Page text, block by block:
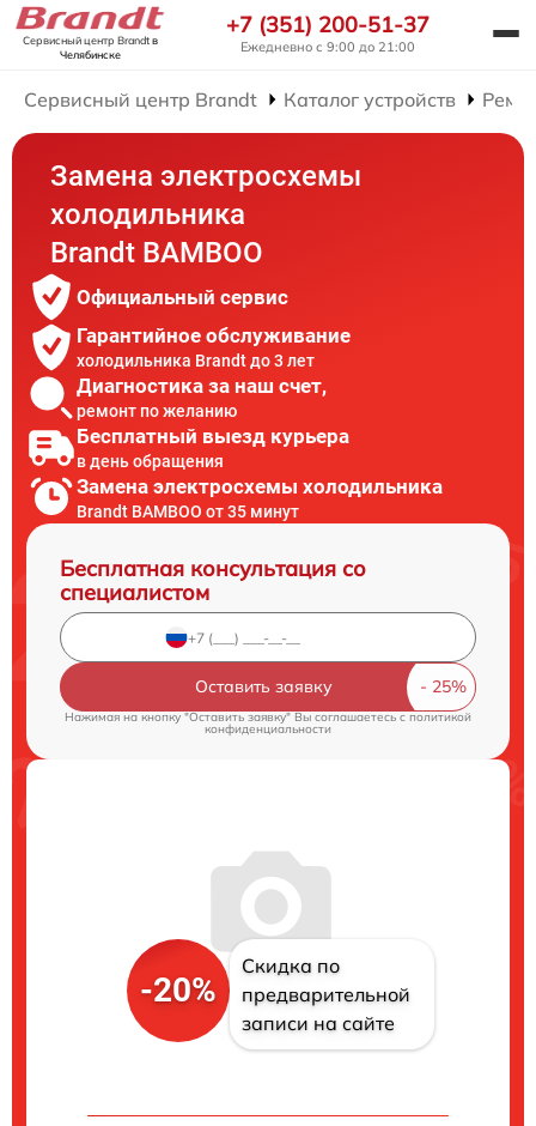
Сервисный центр Brandtв
Челябинске
+7 (351) 200-51-37
Ежедневно с 9:00 до 21:00
Сервисный центр Brandt Каталог устройств
Замена электросхемы
холодильника
Brandt BAMBOO
Официальный сервис
Гарантийное обслуживание
холодильника Brandt до 3 лет
Диагностика за наш счет,
ремонт по желанию
Бесплатный выезд курьера
в день обращения
Замена электросхемы холодильника
Brandt BAMBOO от 35 минут
Бесплатная консультация со
специалистом
Оставить заявку
Нажимая на кнопку "Оставить заявку" Вы соглашаетесь c политикой
конфиденциальности
-20%
Скидка по
предварительной
записи на сайте